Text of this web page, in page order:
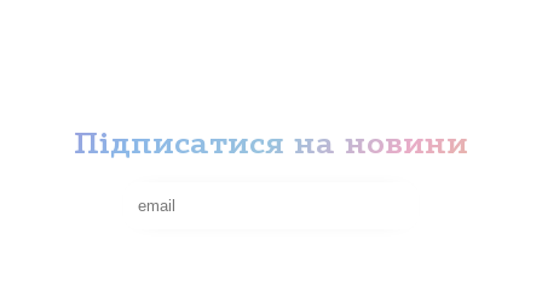
Підписатися на новини